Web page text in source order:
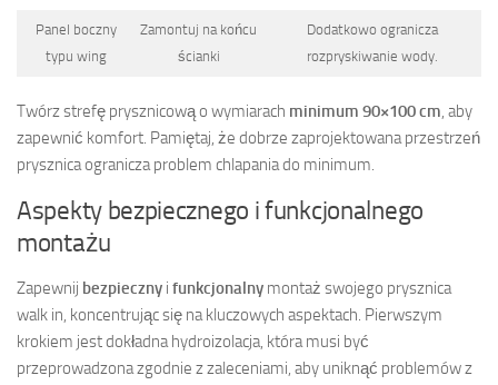
Panel boczny
typu wing
Zamontuj na końcu
ścianki
Dodatkowo ogranicza
rozpryskiwanie wody.
Twórz strefę prysznicową o wymiarach minimum 90×100 cm, aby
zapewnić komfort. Pamiętaj, że dobrze zaprojektowana przestrzeń
prysznica ogranicza problem chlapania do minimum.
Aspekty bezpiecznego i funkcjonalnego
montażu
Zapewnij bezpieczny i funkcjonalny montaż swojego prysznica
walk in, koncentrując się na kluczowych aspektach. Pierwszym
krokiem jest dokładna hydroizolacja, która musi być
przeprowadzona zgodnie z zaleceniami, aby uniknąć problemów z